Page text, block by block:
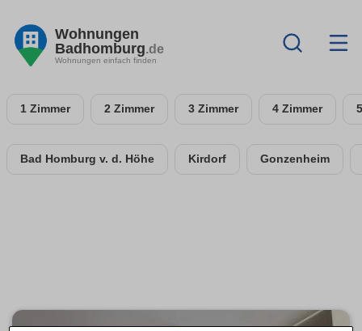
Wohnungen
Badhomburg.de
Wohnungen einfach finden
1 Zimmer 2 Zimmer 3 Zimmer 4 Zimmer
Bad Homburg v. d. Höhe Kirdorf Gonzenheim